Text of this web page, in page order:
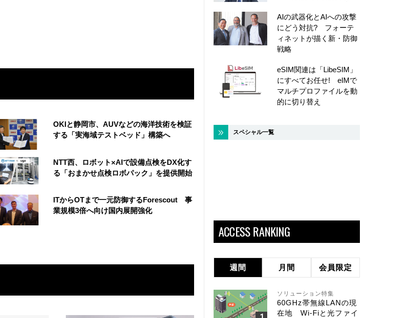
OKIと静岡市、AUVなどの海洋技術を検証
する「実海域テストベッド」構築へ
NTT西、ロボット×AIで設備点検をDX化す
る「おまかせ点検ロボパック」を提供開始
ITからOTまで一元防御するForescout 事
業規模3倍へ向け国内展開強化
AIの武器化とAIへの攻撃
にどう対抗? フォーテ
ィネットが描く新・防御
戦略
eSIM関連は「LibeSIM」
にすべてお任せ! eIMで
マルチプロファイルを動
的に切り替え
スペシャル一覧
ACCESS RANKING
週間 月間 会員限定
ソリューション特集
60GHz帯無線LANの現
在地 Wi-Fiと光ファイ